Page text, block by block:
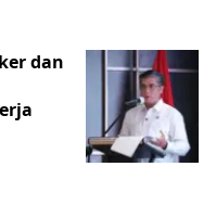
dan